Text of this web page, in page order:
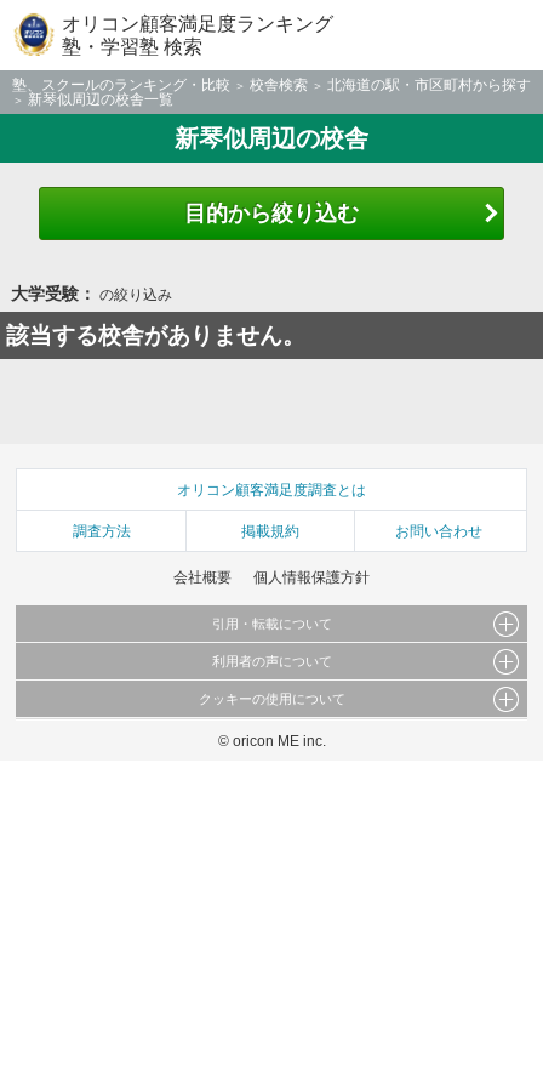
オリコン顧客満足度ランキング
塾・学習塾 検索
塾、スクールのランキング・比較 校舎検索
北海道の駅・市区町村から探す
新琴似周辺の校舎一覧
新琴似周辺の校舎
目的から絞り込む
大学受験： の絞り込み
該当する校舎がありません。
オリコン顧客満足度調査とは
調査方法 掲載規約 お問い合わせ
会社概要 個人情報保護方針
引用・転載について
当サイトで公開されている情報（文字、写真、イラスト、画像データ等）及びこれらの配
これらの情報を権利者の許可なく無断転載・複製などの二次利用を行うことは固く禁じて
利用者の声について
当サイトに掲載している内容はすべてサービスの利用者が提出された見解・感想です。
弊社の見解・ 意見ではないことをご理解いただいた上でご覧ください。
クッキーの使用について
このサイトでは Cookie を使用して、ユーザーに合わせたコンテンツや広告の表示、ソー
© oricon ME inc.